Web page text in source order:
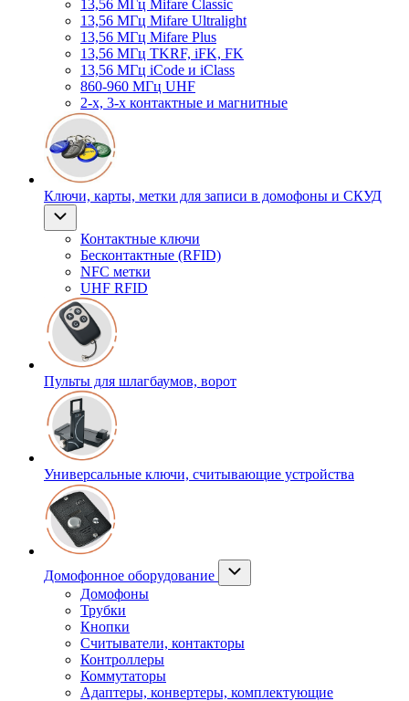
13,56 МГц Mifare Classic
13,56 МГц Mifare Ultralight
13,56 МГц Mifare Plus
13,56 МГц TKRF, iFK, FK
13,56 МГц iCode и iClass
860-960 МГц UHF
2-х, 3-х контактные и магнитные
Ключи, карты, метки для записи в домофоны и СКУД
Контактные ключи
Бесконтактные (RFID)
NFC метки
UHF RFID
Пульты для шлагбаумов, ворот
Универсальные ключи, считывающие устройства
Домофонное оборудование
Домофоны
Трубки
Кнопки
Считыватели, контакторы
Контроллеры
Коммутаторы
Адаптеры, конвертеры, комплектующие